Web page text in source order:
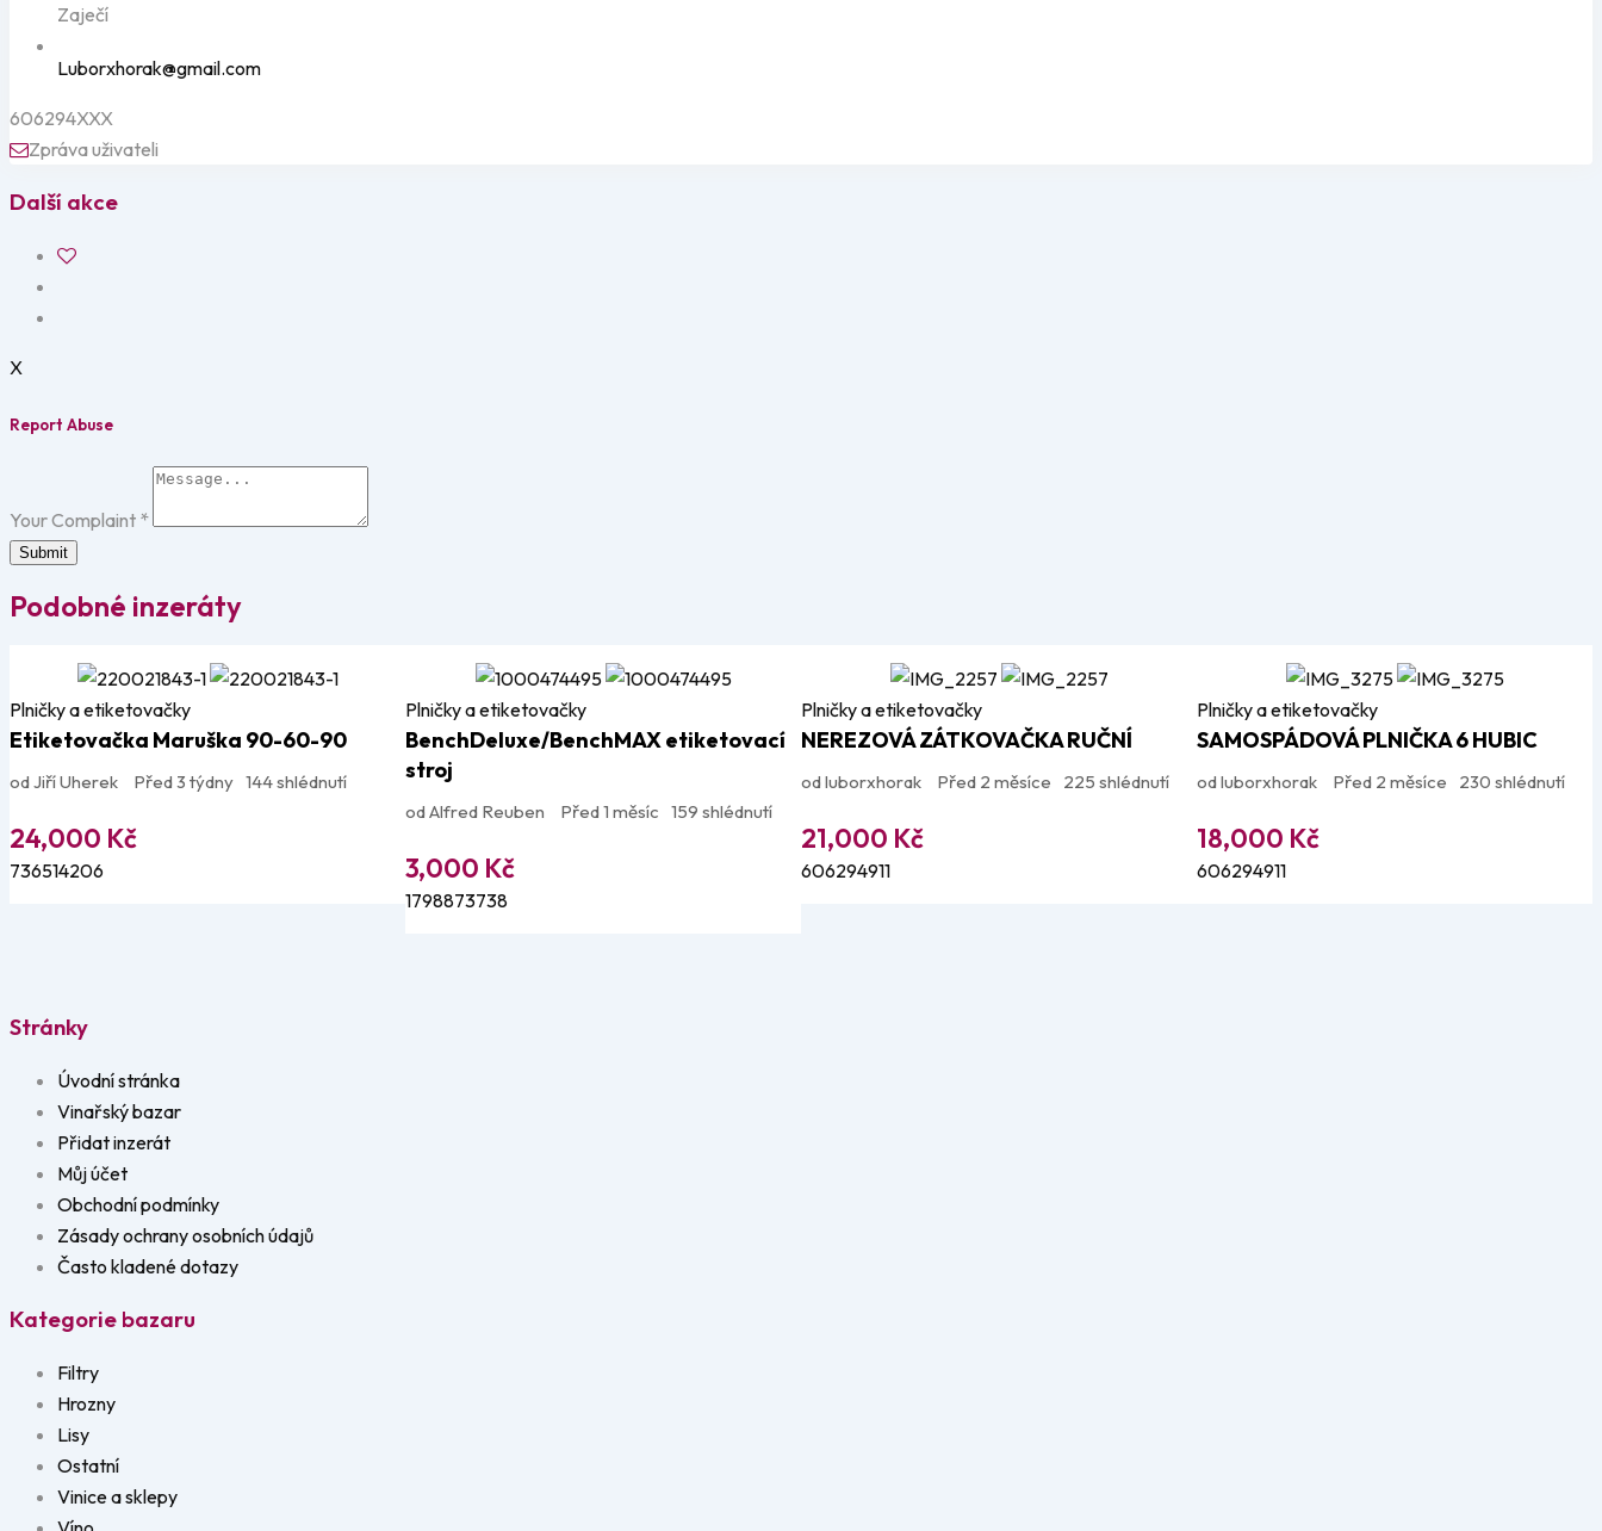
Zaječí
Luborxhorak@gmail.com
606294XXX
Zpráva uživateli
Další akce
X
Report Abuse
Your Complaint *
Submit
Podobné inzeráty
Plničky a etiketovačky
Etiketovačka Maruška 90-60-90
od Jiří Uherek Před 3 týdny 144 shlédnutí
24,000 Kč
736514206
Plničky a etiketovačky
BenchDeluxe/BenchMAX etiketovací
stroj
od Alfred Reuben Před 1 měsíc 159 shlédnutí
3,000 Kč
1798873738
Plničky a etiketovačky
NEREZOVÁ ZÁTKOVAČKA RUČNÍ
od luborxhorak Před 2 měsíce 225 shlédnutí
21,000 Kč
606294911
Plničky a etiketovačky
SAMOSPÁDOVÁ PLNIČKA 6 HUBIC
od luborxhorak Před 2 měsíce 230 shlédnutí
18,000 Kč
606294911
Stránky
Úvodní stránka
Vinařský bazar
Přidat inzerát
Můj účet
Obchodní podmínky
Zásady ochrany osobních údajů
Často kladené dotazy
Kategorie bazaru
Filtry
Hrozny
Lisy
Ostatní
Vinice a sklepy